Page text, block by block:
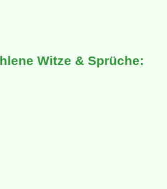
Witze & Sprüche: